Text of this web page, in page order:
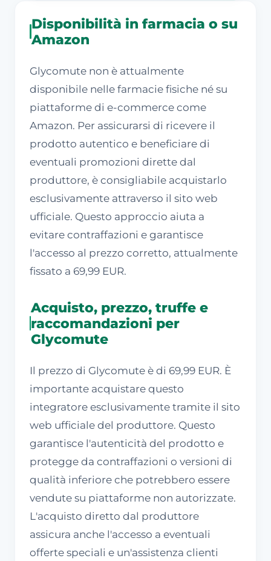
Disponibilità in farmacia o su
Amazon
Glycomute non è attualmente
disponibile nelle farmacie fisiche né su
piattaforme di e-commerce come
Amazon. Per assicurarsi di ricevere il
prodotto autentico e beneficiare di
eventuali promozioni dirette dal
produttore, è consigliabile acquistarlo
esclusivamente attraverso il sito web
ufficiale. Questo approccio aiuta a
evitare contraffazioni e garantisce
l'accesso al prezzo corretto, attualmente
fissato a 69,99 EUR.
Acquisto, prezzo, truffe e
raccomandazioni per
Glycomute
Il prezzo di Glycomute è di 69,99 EUR. È
importante acquistare questo
integratore esclusivamente tramite il sito
web ufficiale del produttore. Questo
garantisce l'autenticità del prodotto e
protegge da contraffazioni o versioni di
qualità inferiore che potrebbero essere
vendute su piattaforme non autorizzate.
L'acquisto diretto dal produttore
assicura anche l'accesso a eventuali
offerte speciali e un'assistenza clienti